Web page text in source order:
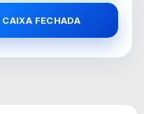
FECHADA